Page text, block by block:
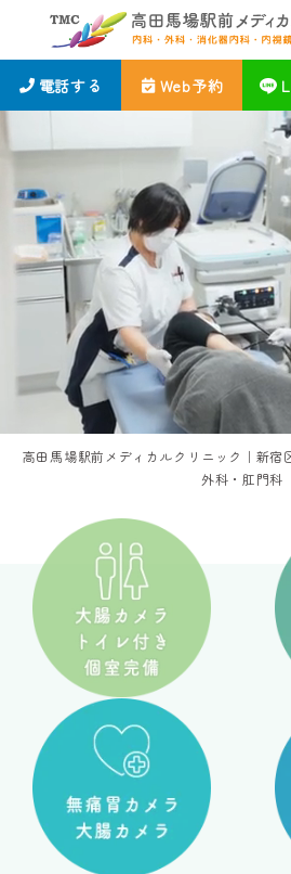
電話する Web予約
高田馬場駅前メディカルクリニック｜新宿
外科・肛門科